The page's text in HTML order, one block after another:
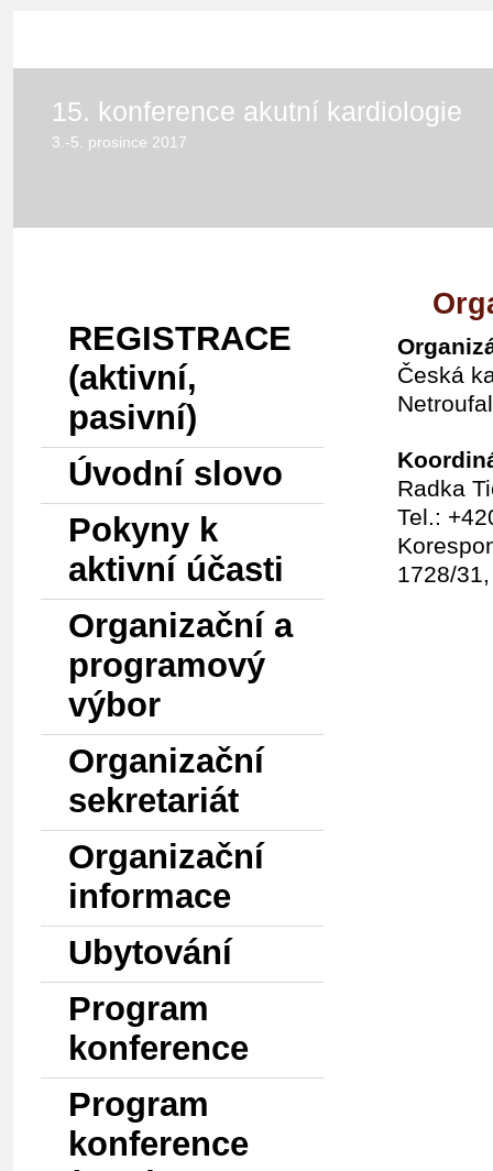
15. konference akutní kardiologie
3.-5. prosince 2017
REGISTRACE
(aktivní,
pasivní)
Úvodní slovo
Pokyny k
aktivní účasti
Organizační a
programový
výbor
Organizační
sekretariát
Organizační
informace
Ubytování
Program
konference
Program
konference
Česká
Radka
Tel.:
1728/